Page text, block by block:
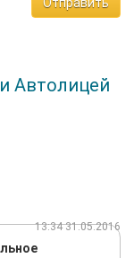
Автолицей
13:34 31.05.2016